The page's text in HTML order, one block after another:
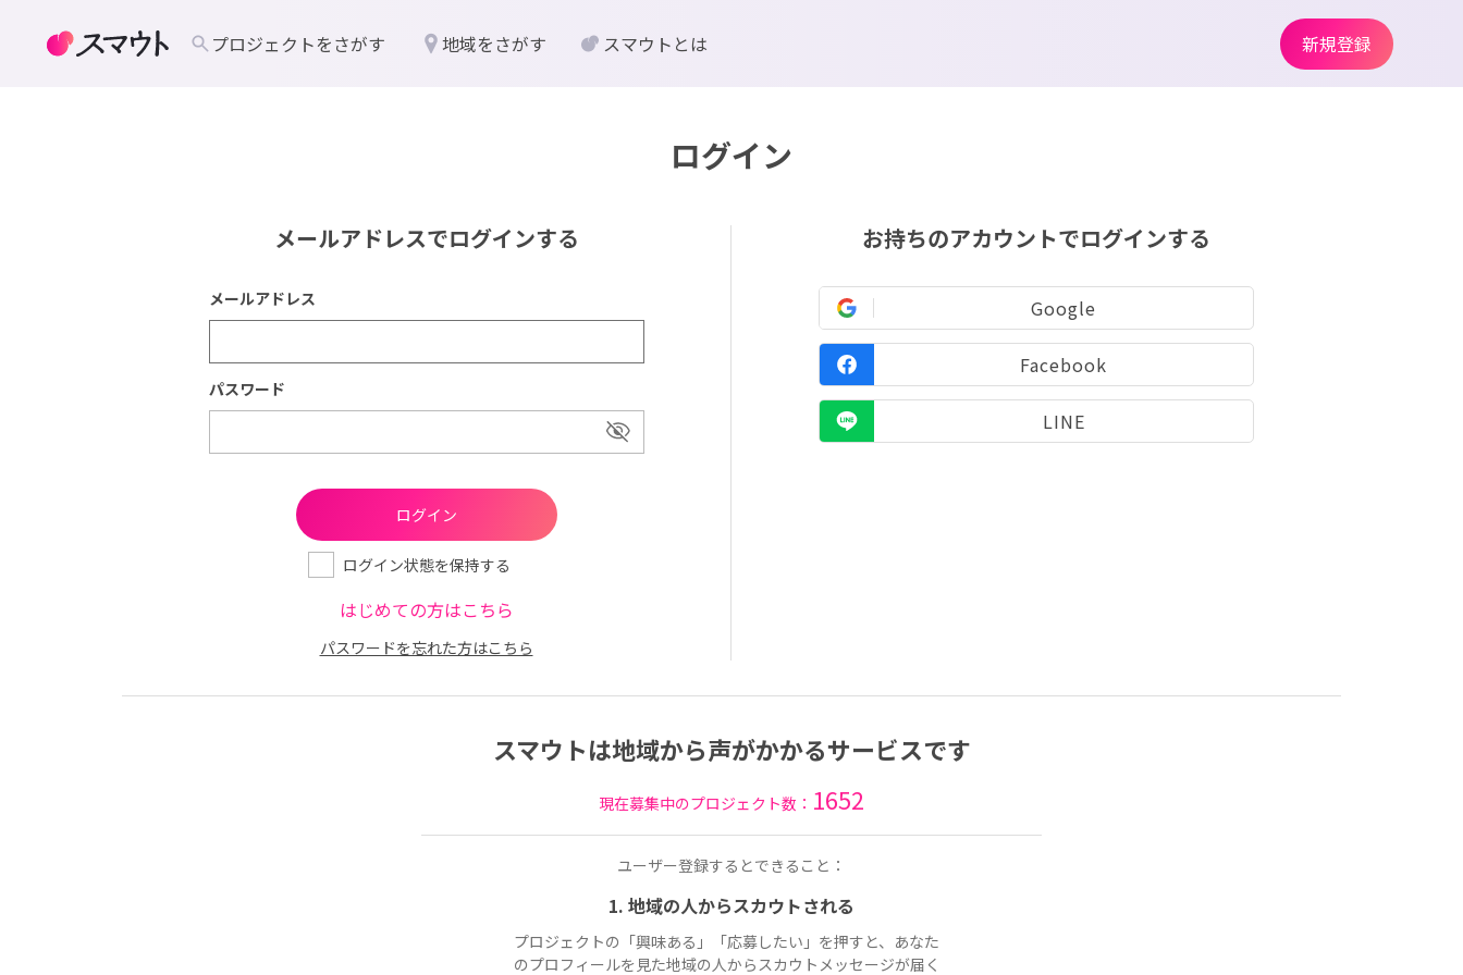
ログイン
メールアドレスでログインする
メールアドレス
パスワード
ログイン状態を保持する
はじめての方はこちら
パスワードを忘れた方はこちら
お持ちのアカウントでログインする
Google
Facebook
LINE
スマウトは地域から声がかかるサービスです
現在募集中のプロジェクト数： 1652
ユーザー登録するとできること：
1. 地域の人からスカウトされる
プロジェクトの「興味ある」「応募したい」を押すと、あなた
のプロフィールを見た地域の人からスカウトメッセージが届く
プロジェクトをさがす 地域をさがす スマウトとは 新規登録